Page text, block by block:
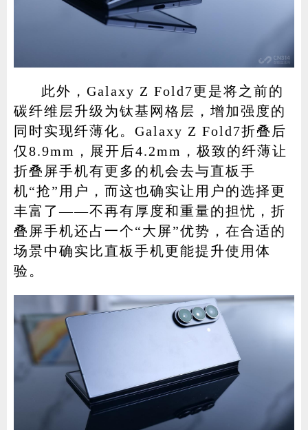
此外，Galaxy Z Fold7更是将之前的
碳纤维层升级为钛基网格层，增加强度的
同时实现纤薄化。Galaxy Z Fold7折叠后
仅8.9mm，展开后4.2mm，极致的纤薄让
折叠屏手机有更多的机会去与直板手
机“抢”用户，而这也确实让用户的选择更
丰富了——不再有厚度和重量的担忧，折
叠屏手机还占一个“大屏”优势，在合适的
场景中确实比直板手机更能提升使用体
验。